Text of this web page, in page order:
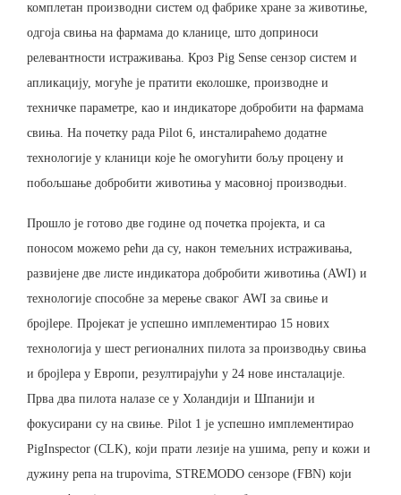
комплетан производни систем од фабрике хране за животиње,
одгоја свиња на фармама до кланице, што доприноси
релевантности истраживања. Кроз Pig Sense сензор систем и
апликацију, могуће је пратити еколошке, производне и
техничке параметре, као и индикаторе добробити на фармама
свиња. На почетку рада Pilot 6, инсталираћемо додатне
технологије у кланици које ће омогућити бољу процену и
побољшање добробити животиња у масовној производњи.
Прошло је готово две године од почетка пројекта, и са
поносом можемо рећи да су, након темељних истраживања,
развијене две листе индикатора добробити животиња (AWI) и
технологије способне за мерење сваког AWI за свиње и
броjlере. Пројекат је успешно имплементирао 15 нових
технологија у шест регионалних пилота за производњу свиња
и броjlера у Европи, резултирајући у 24 нове инсталације.
Прва два пилота налазе се у Холандији и Шпанији и
фокусирани су на свиње. Pilot 1 је успешно имплементирао
PigInspector (CLK), који прати лезије на ушима, репу и кожи и
дужину репа на trupovima, STREMODO сензоре (FBN) који